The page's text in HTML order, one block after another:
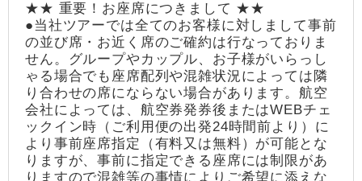
★★ 重要！お座席につきまして ★★
●当社ツアーでは全てのお客様に対しまして事前
の並び席・お近く席のご確約は行なっておりま
せん。グループやカップル、お子様がいらっし
ゃる場合でも座席配列や混雑状況によっては隣
り合わせの席にならない場合があります。航空
会社によっては、航空券発券後またはWEBチェ
ックイン時（ご利用便の出発24時間前より）に
より事前座席指定（有料又は無料）が可能とな
りますが、事前に指定できる座席には制限があ
りますので混雑等の事情によりご希望に添えな